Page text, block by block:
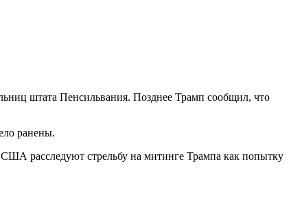
штата Пенсильвания. Позднее Трамп сообщил, что
ранены.
расследуют стрельбу на митинге Трампа как попытку